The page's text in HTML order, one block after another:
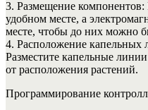
3. Размещение компонентов:
удобном месте, а
месте, чтобы до них можно
4. Расположение капельных
Разместите капельные
от расположения растений.
Программирование